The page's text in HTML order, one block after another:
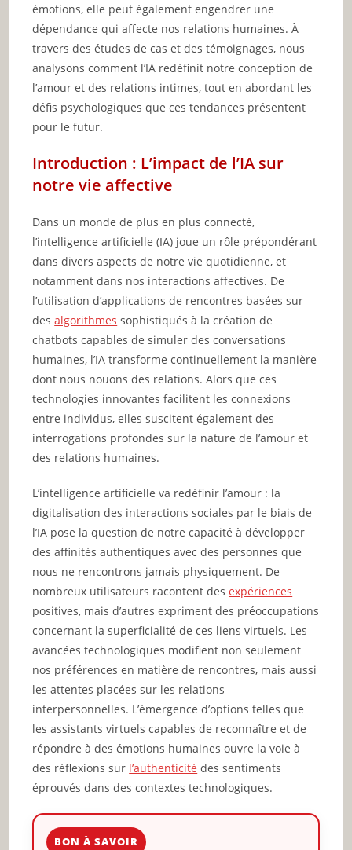
émotions, elle peut également engendrer une
dépendance qui affecte nos relations humaines. À
travers des études de cas et des témoignages, nous
analysons comment l’IA redéfinit notre conception de
l’amour et des relations intimes, tout en abordant les
défis psychologiques que ces tendances présentent
pour le futur.
Introduction : L’impact de l’IA sur
notre vie affective
Dans un monde de plus en plus connecté,
l’intelligence artificielle (IA) joue un rôle prépondérant
dans divers aspects de notre vie quotidienne, et
notamment dans nos interactions affectives. De
l’utilisation d’applications de rencontres basées sur
desalgorithmes sophistiqués à la création de
chatbots capables de simuler des conversations
humaines, l’IA transforme continuellement la manière
dont nous nouons des relations. Alors que ces
technologies innovantes facilitent les connexions
entre individus, elles suscitent également des
interrogations profondes sur la nature de l’amour et
des relations humaines.
L’intelligence artificielle va redéfinir l’amour : la
digitalisation des interactions sociales par le biais de
l’IA pose la question de notre capacité à développer
des affinités authentiques avec des personnes que
nous ne rencontrons jamais physiquement. De
nombreux utilisateurs racontent desexpériences
positives, mais d’autres expriment des préoccupations
concernant la superficialité de ces liens virtuels. Les
avancées technologiques modifient non seulement
nos préférences en matière de rencontres, mais aussi
les attentes placées sur les relations
interpersonnelles. L’émergence d’options telles que
les assistants virtuels capables de reconnaître et de
répondre à des émotions humaines ouvre la voie à
des réflexions sur l’authenticité des sentiments
éprouvés dans des contextes technologiques.
BON À SAVOIR